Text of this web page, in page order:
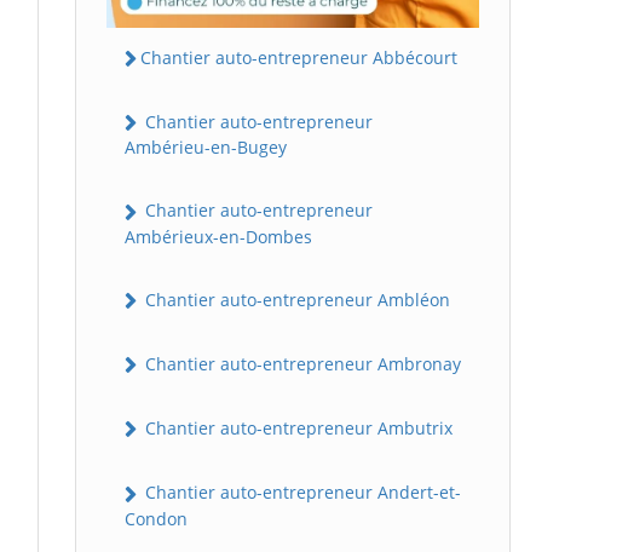
Chantier auto-entrepreneur Abbécourt
Chantier auto-entrepreneur
Ambérieu-en-Bugey
Chantier auto-entrepreneur
Ambérieux-en-Dombes
Chantier auto-entrepreneur Ambléon
Chantier auto-entrepreneur Ambronay
Chantier auto-entrepreneur Ambutrix
Chantier auto-entrepreneur Andert-et-
Condon